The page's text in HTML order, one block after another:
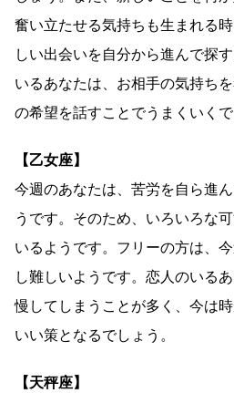
奮い立たせる気持ちも生まれる
しい出会いを自分から進んで探
いるあなたは、お相手の気持ち
の希望を話すことでうまくいくで
【乙女座】
今週のあなたは、苦労を自ら進
うです。そのため、いろいろな
いるようです。フリーの方は、
し難しいようです。恋人のいる
慢してしまうことが多く、今は
いい策となるでしょう。
【天秤座】